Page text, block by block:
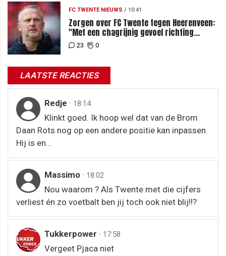
FC TWENTE NIEUWS / 10:41
Zorgen over FC Twente tegen Heerenveen:
"Met een chagrijnig gevoel richting
Slowakije"
23 0
LAATSTE REACTIES
Redje · 18:14
Klinkt goed. Ik hoop wel dat van de Brom
Daan Rots nog op een andere positie kan inpassen.
Hij is en...
Massimo · 18:02
Nou waarom ? Als Twente met die cijfers
verliest én zo voetbalt ben jij toch ook niet blij!!?
Tukkerpower · 17:58
Vergeet Pjaca niet